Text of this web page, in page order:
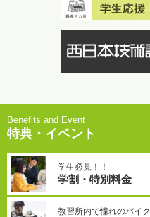
特典・イベント
学生必見！！
学割・特別料金
教習所内で憧れのバイク